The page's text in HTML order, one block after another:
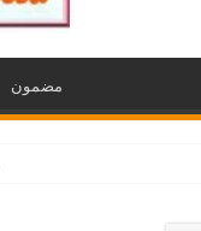
مضمون